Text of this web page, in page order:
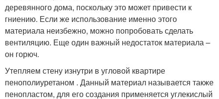
деревянного дома, поскольку это может привести к
гниению. Если же использование именно этого
материала неизбежно, можно попробовать сделать
вентиляцию. Еще один важный недостаток материала –
он горюч.
Утепляем стену изнутри в угловой квартире
пенополиуретаном . Данный материал называется также
пенопластом, для его создания применяется углекислый